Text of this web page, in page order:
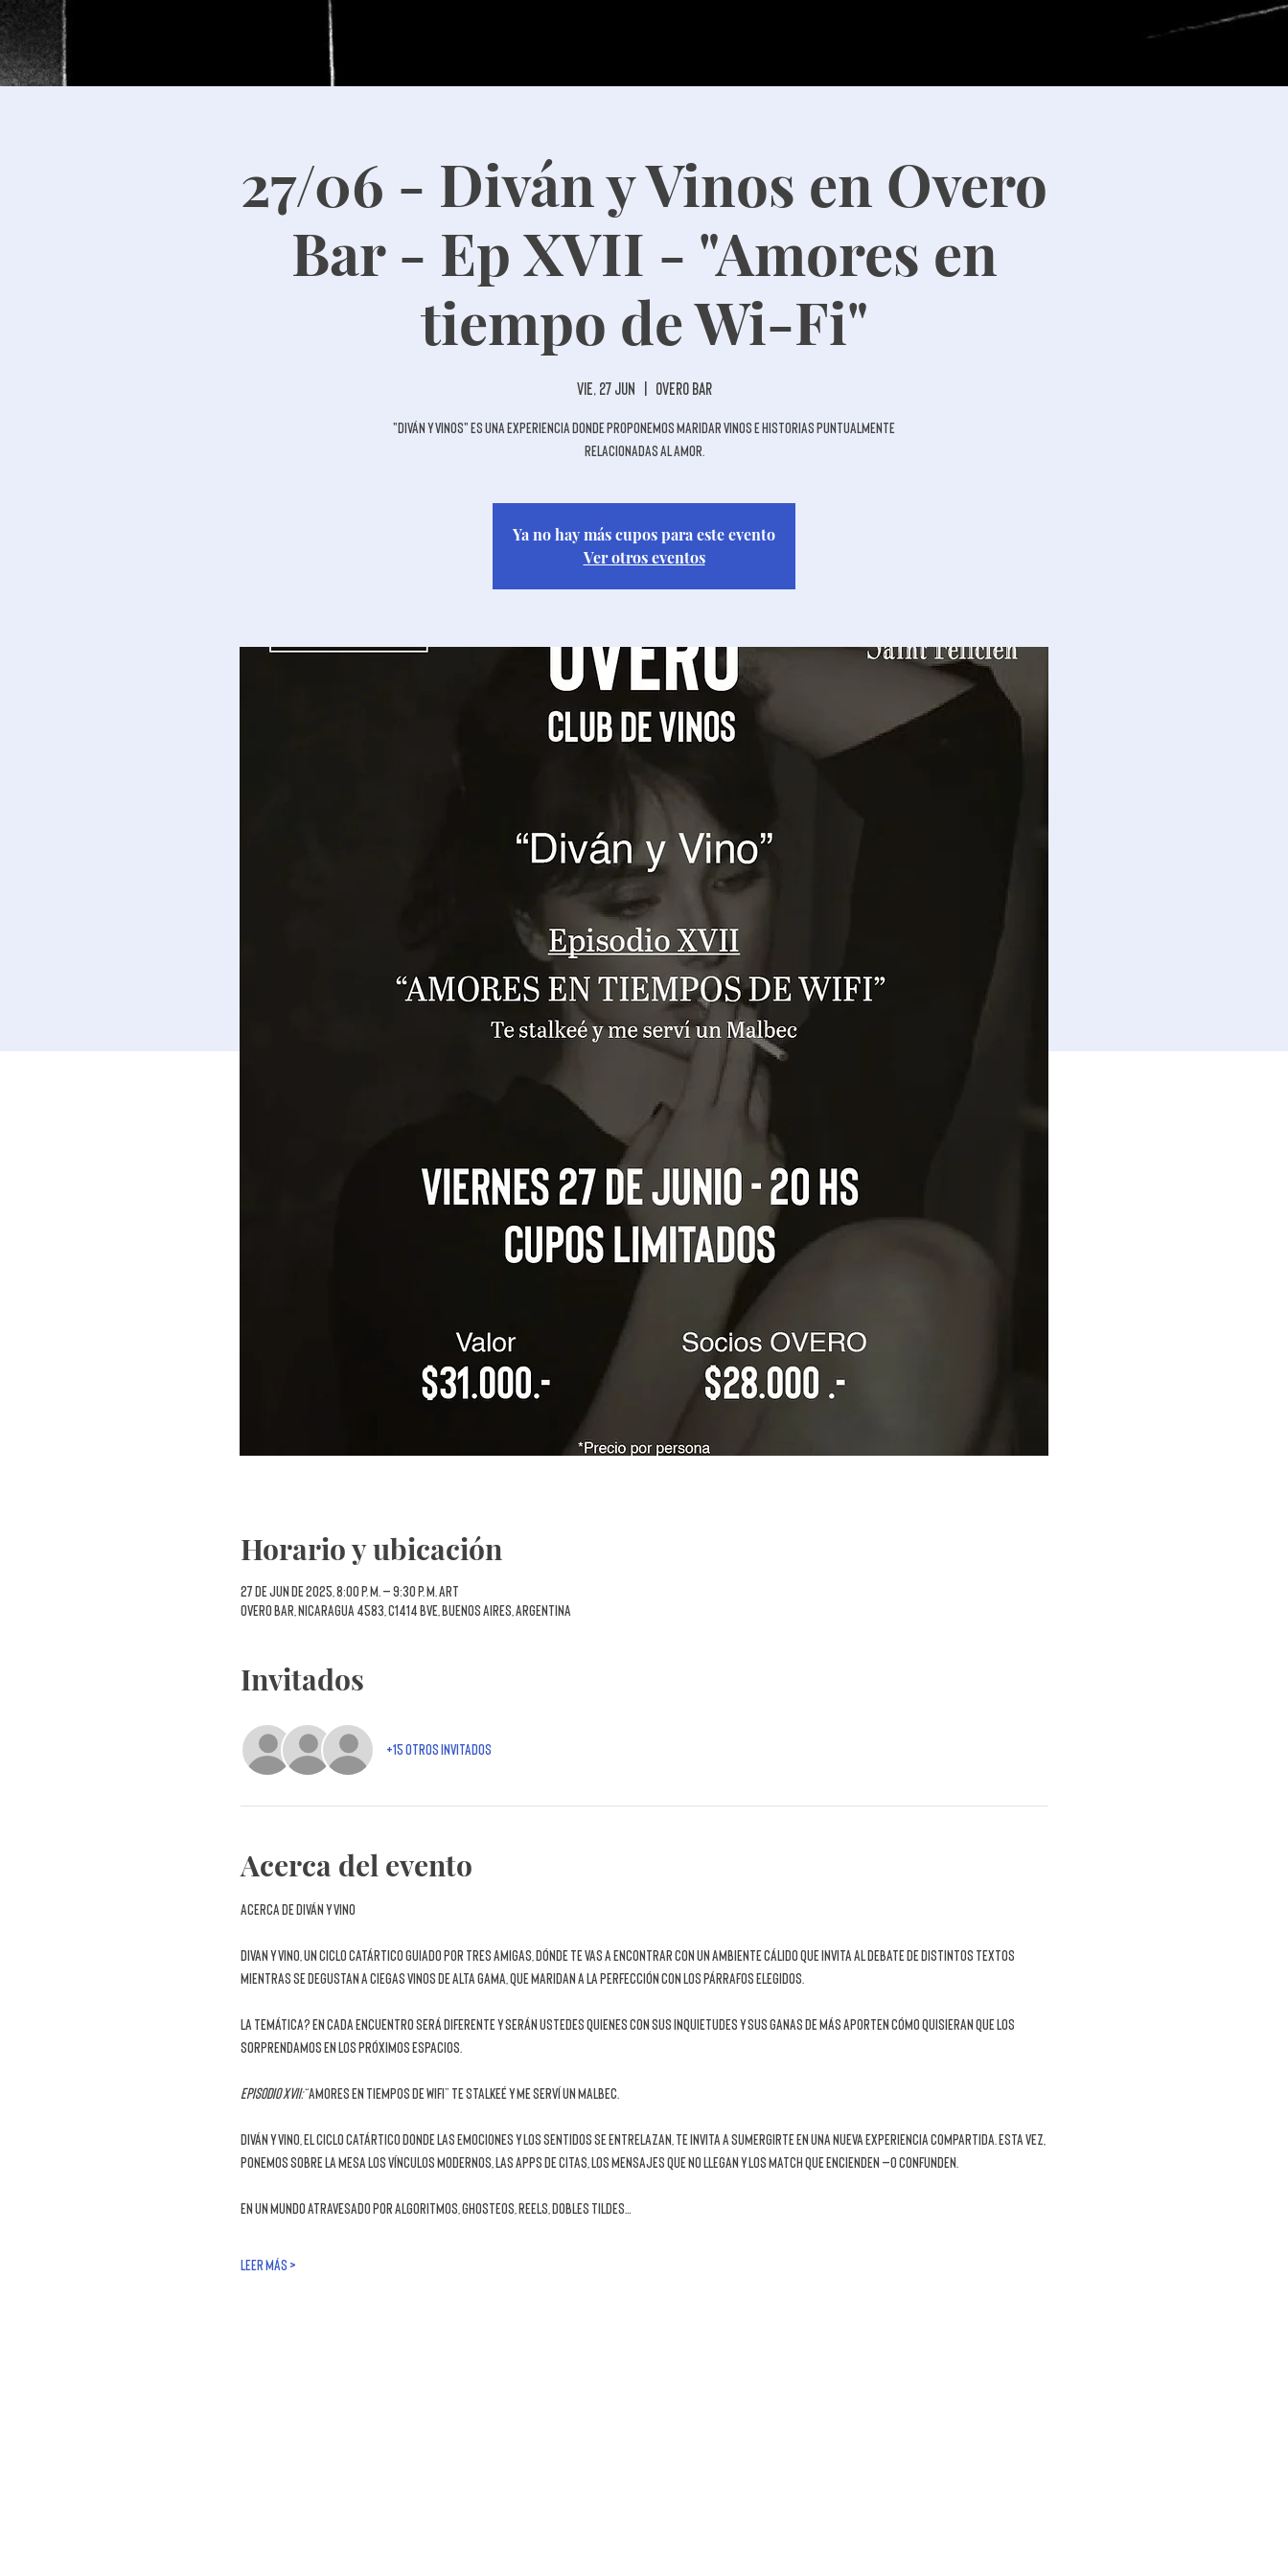
27/06 - Diván y Vinos en Overo
Bar - Ep XVII - "Amores en
tiempo de Wi-Fi"
vie, 27 jun Overo Bar
"Diván y Vinos" es una experiencia donde proponemos maridar vinos e historias puntualmente
relacionadas al amor.
Ya no hay más cupos para este evento
Ver otros eventos
Horario y ubicación
27 de jun de 2025, 8:00 p. m. – 9:30 p. m. ART
Overo Bar, Nicaragua 4583, C1414 BVE, Buenos Aires, Argentina
Invitados
+15 otros invitados
Acerca del evento
ACERCA DE DIVÁN Y VINO
DIVAN Y VINO, un ciclo catártico guiado por tres amigas , dónde te vas a encontrar con un ambiente cálido que invita al debate de distintos textos
mientras se degustan a ciegas vinos de alta gama , que maridan a la perfección con los párrafos elegidos.
La temática? En cada encuentro será diferente y serán ustedes quienes con sus inquietudes y sus ganas de más aporten cómo quisieran que los
sorprendamos en los próximos espacios.
EPISODIO XVII: “AMORES EN TIEMPOS DE WIFI” Te stalkeé y me serví un Malbec.
DIVÁN Y VINO, el ciclo catártico donde las emociones y los sentidos se entrelazan, te invita a sumergirte en una nueva experiencia compartida. Esta vez,
ponemos sobre la mesa los vínculos modernos, las apps de citas, los mensajes que no llegan y los match que encienden —o confunden.
En un mundo atravesado por algoritmos, ghosteos, reels, dobles tildes…
LEER MÁS >